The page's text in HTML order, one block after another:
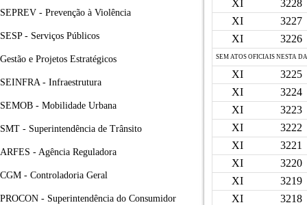
SEPREV - Prevenção à Violência
SESP - Serviços Públicos
Gestão e Projetos Estratégicos
SEINFRA - Infraestrutura
SEMOB - Mobilidade Urbana
SMT - Superintendência de Trânsito
ARFES - Agência Reguladora
CGM - Controladoria Geral
PROCON - Superintendência do Consumidor
XI
3228
XI
3227
XI
3226
SEM ATOS OFICIAIS NESTA
XI
3225
XI
3224
XI
3223
XI
3222
XI
3221
XI
3220
XI
3219
XI
3218